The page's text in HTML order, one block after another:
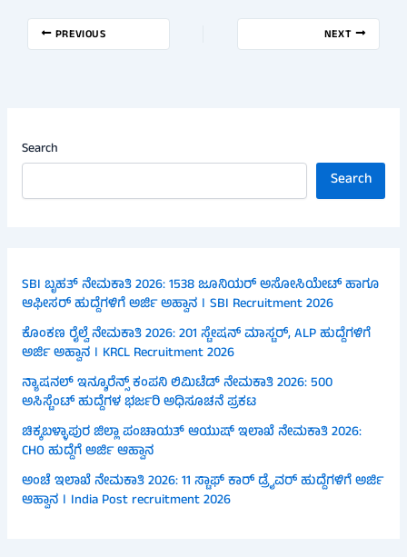
PREVIOUS NEXT
Search
Search
SBI ಬೃಹತ್ ನೇಮಕಾತಿ 2026: 1538 ಜೂನಿಯರ್ ಅಸೋಸಿಯೇಟ್ ಹಾಗೂ
ಆಫೀಸರ್ ಹುದ್ದೆಗಳಿಗೆ ಅರ್ಜಿ ಅಹ್ವಾನ । SBI Recruitment 2026
ಕೊಂಕಣ ರೈಲ್ವೆ ನೇಮಕಾತಿ 2026: 201 ಸ್ಟೇಷನ್ ಮಾಸ್ಟರ್, ALP ಹುದ್ದೆಗಳಿಗೆ
ಅರ್ಜಿ ಅಹ್ವಾನ । KRCL Recruitment 2026
ನ್ಯಾಷನಲ್ ಇನ್ಶೂರೆನ್ಸ್ ಕಂಪನಿ ಲಿಮಿಟೆಡ್ ನೇಮಕಾತಿ 2026: 500
ಅಸಿಸ್ಟೆಂಟ್ ಹುದ್ದೆಗಳ ಭರ್ಜರಿ ಅಧಿಸೂಚನೆ ಪ್ರಕಟ
ಚಿಕ್ಕಬಳ್ಳಾಪುರ ಜಿಲ್ಲಾ ಪಂಚಾಯತ್ ಆಯುಷ್ ಇಲಾಖೆ ನೇಮಕಾತಿ 2026:
CHO ಹುದ್ದೆಗೆ ಅರ್ಜಿ ಆಹ್ವಾನ
ಅಂಚೆ ಇಲಾಖೆ ನೇಮಕಾತಿ 2026: 11 ಸ್ಟಾಫ್ ಕಾರ್ ಡ್ರೈವರ್ ಹುದ್ದೆಗಳಿಗೆ ಅರ್ಜಿ
ಆಹ್ವಾನ । India Post recruitment 2026